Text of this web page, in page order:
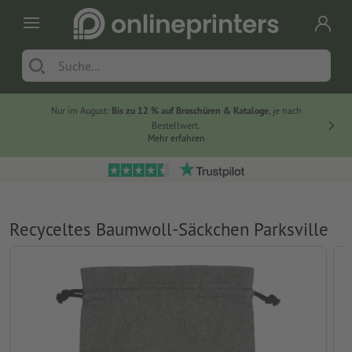
Nur im August: Bis zu 12 % auf Broschüren & Kataloge, je nach
Bestellwert.
Mehr erfahren
Recyceltes Baumwoll-Säckchen Parksville